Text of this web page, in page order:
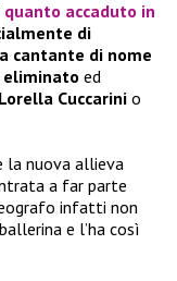
accaduto in
di
cantante di nome
ed
Lorella Cuccarini o
la nuova allieva
a far parte
infatti non
e l’ha così